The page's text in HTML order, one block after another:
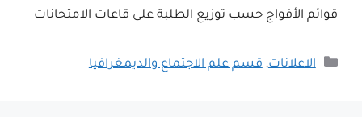
قوائم الأفواج حسب توزيع الطلبة على قاعات الامتحانات
التصنيفات
الاعلانات,قسم علم الاجتماع والديمغرافيا